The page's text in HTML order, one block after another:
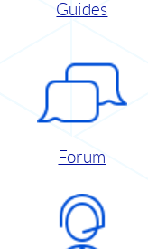
Guides
Forum